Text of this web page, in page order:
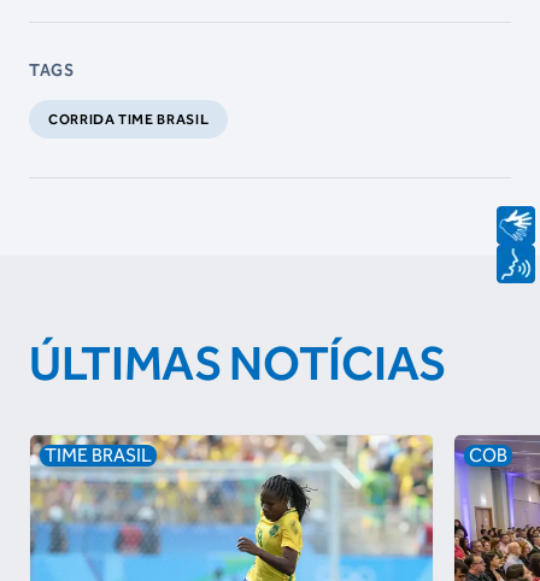
TAGS
CORRIDA TIME BRASIL
ÚLTIMAS NOTÍCIAS
TIME BRASIL COB